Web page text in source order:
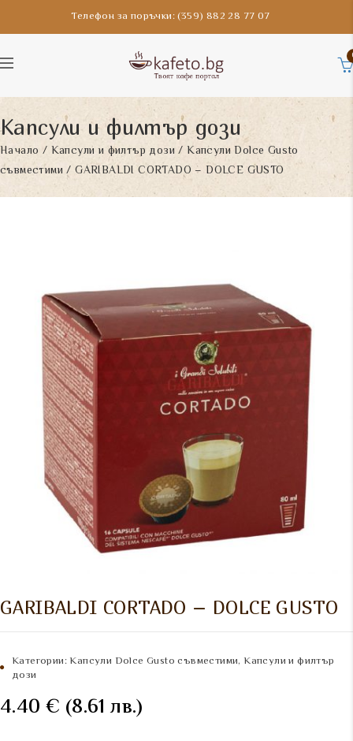
Телефон за поръчки: (359) 882 28 77 07
Капсули и филтър дози
Начало / Капсули и филтър дози /Капсули Dolce Gusto
съвместими / GARIBALDI CORTADO – DOLCE GUSTO
GARIBALDI CORTADO – DOLCE GUSTO
Категории: Капсули Dolce Gusto съвместими, Капсули и филтър
дози
4.40 € (8.61 лв.)